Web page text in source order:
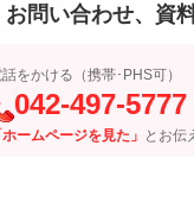
お問い合わせ、資
話をかける（携帯･PHS可）
042-497-5777
ホームページを見た」 とお伝